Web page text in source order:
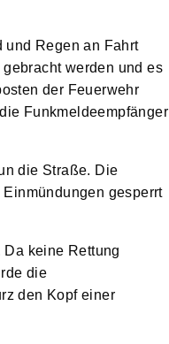
und Regen an Fahrt
werden und es
der Feuerwehr
Funkmeldeempfänger
die Straße. Die
gesperrt
keine Rettung
die
den Kopf einer